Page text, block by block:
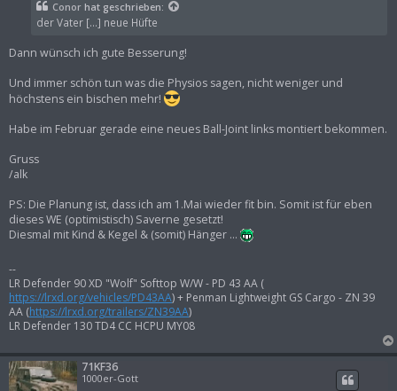
Conor hat geschrieben:
der Vater [...] neue Hüfte
Dann wünsch ich gute Besserung!
Und immer schön tun was die Physios sagen, nicht weniger und
höchstens ein bischen mehr!
Habe im Februar gerade eine neues Ball-Joint links montiert bekommen.
Gruss
/alk
PS: Die Planung ist, dass ich am 1.Mai wieder fit bin. Somit ist für eben
dieses WE (optimistisch) Saverne gesetzt!
Diesmal mit Kind & Kegel & (somit) Hänger ...
--
LR Defender 90 XD "Wolf" Softtop W/W - PD 43 AA (
https://lrxd.org/vehicles/PD43AA) + Penman Lightweight GS Cargo - ZN 39
AA (https://lrxd.org/trailers/ZN39AA)
LR Defender 130 TD4 CC HCPU MY08
71KF36
1000er-Gott